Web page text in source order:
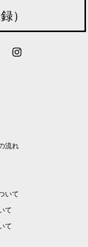
）
流れ
いて
て
て